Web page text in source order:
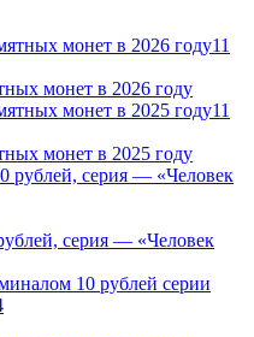
11
монет в 2026 году
11
монет в 2025 году
серия — «Человек